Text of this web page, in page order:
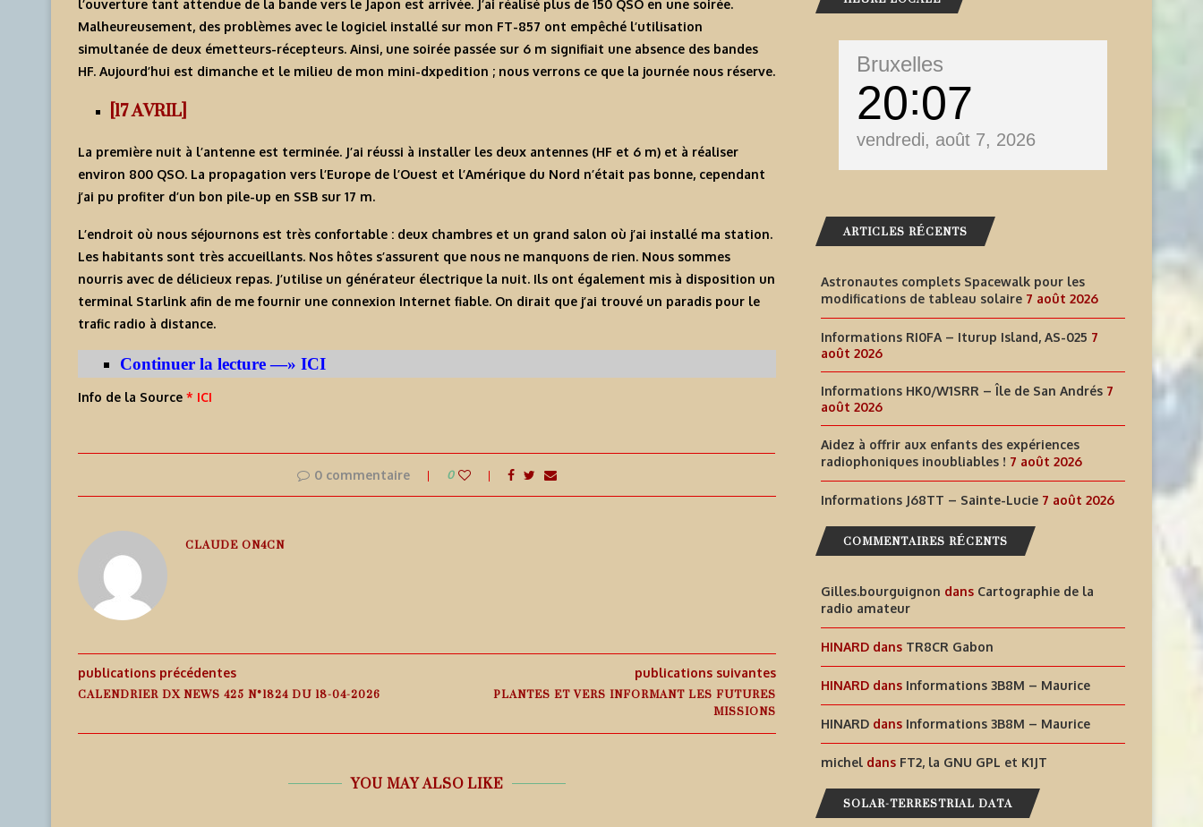
l’ouverture tant attendue de la bande vers le Japon est arrivée. J’ai réalisé plus de 150 QSO en une soirée.
Malheureusement, des problèmes avec le logiciel installé sur mon FT-857 ont empêché l’utilisation
simultanée de deux émetteurs-récepteurs. Ainsi, une soirée passée sur 6 m signifiait une absence des bandes
HF. Aujourd’hui est dimanche et le milieu de mon mini-dxpedition ; nous verrons ce que la journée nous réserve.
[17 AVRIL]
La première nuit à l’antenne est terminée. J’ai réussi à installer les deux antennes (HF et 6 m) et à réaliser
environ 800 QSO. La propagation vers l’Europe de l’Ouest et l’Amérique du Nord n’était pas bonne, cependant
j’ai pu profiter d’un bon pile-up en SSB sur 17 m.
L’endroit où nous séjournons est très confortable : deux chambres et un grand salon où j’ai installé ma station.
Les habitants sont très accueillants. Nos hôtes s’assurent que nous ne manquons de rien. Nous sommes
nourris avec de délicieux repas. J’utilise un générateur électrique la nuit. Ils ont également mis à disposition un
terminal Starlink afin de me fournir une connexion Internet fiable. On dirait que j’ai trouvé un paradis pour le
trafic radio à distance.
Continuer la lecture —» ICI
Info de la Source * ICI
0 commentaire 0
CLAUDE ON4CN
publications précédentes
CALENDRIER DX NEWS 425 N°1824 DU 18-04-2026
publications suivantes
PLANTES ET VERS INFORMANT LES FUTURES
MISSIONS
YOU MAY ALSO LIKE
Bruxelles
20 07
vendredi, août 7, 2026
ARTICLES RÉCENTS
Astronautes complets Spacewalk pour les
modifications de tableau solaire 7 août 2026
Informations RI0FA – Iturup Island, AS-025 7
août 2026
Informations HK0/W1SRR – Île de San Andrés 7
août 2026
Aidez à offrir aux enfants des expériences
radiophoniques inoubliables ! 7 août 2026
Informations J68TT – Sainte-Lucie 7 août 2026
COMMENTAIRES RÉCENTS
Gilles.bourguignon dans Cartographie de la
radio amateur
HINARD dans TR8CR Gabon
HINARD dans Informations 3B8M – Maurice
HINARD dans Informations 3B8M – Maurice
michel dans FT2, la GNU GPL et K1JT
SOLAR-TERRESTRIAL DATA